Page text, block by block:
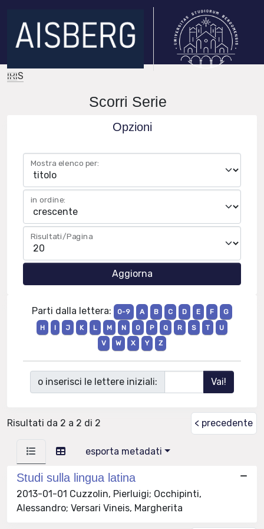
IRIS
Scorri Serie
Opzioni
Mostra elenco per:
in ordine:
Risultati/Pagina
Parti dalla lettera: 0-9 A B C D E F
G
H
I J K L M N O P Q R S T
U
V
W X Y Z
o inserisci le lettere iniziali:
Risultati da 2 a 2 di 2 < precedente
esporta metadati
Studi sulla lingua latina
2013-01-01 Cuzzolin, Pierluigi; Occhipinti,
Alessandro; Versari Vineis, Margherita